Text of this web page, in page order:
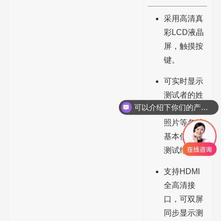
采用高清真
彩LCD液晶
屏，触摸按
键。
可实时显示
测试者的姓
名、学号、
照片等各种
基本信息和
测试结果。
支持HDMI
全高清接
口，可双屏
同步显示测
可以介绍下你们的产品么？